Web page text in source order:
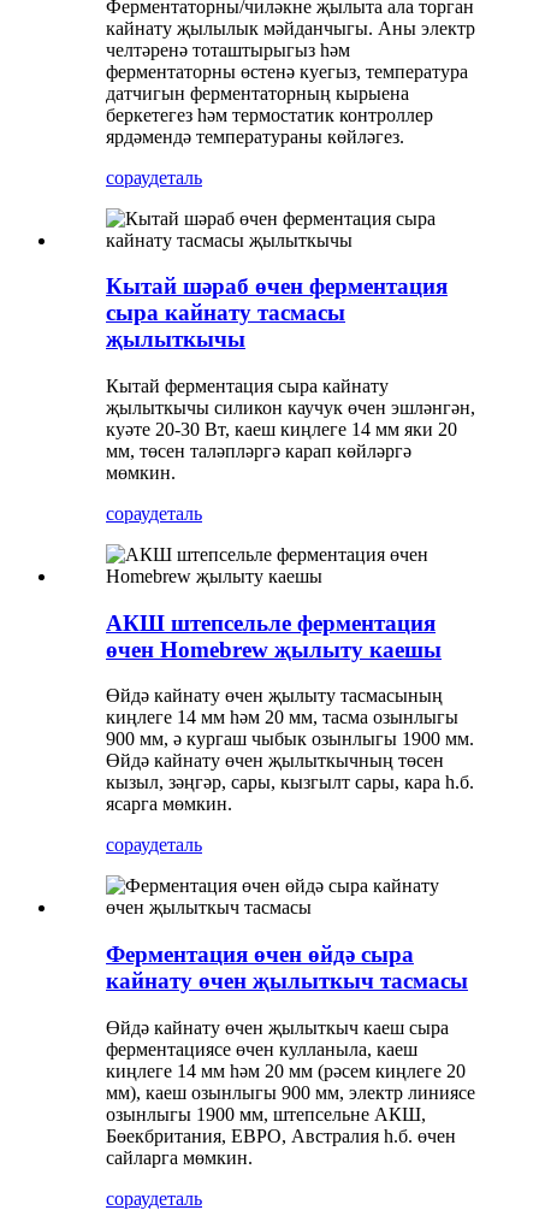
Ферментаторны/чиләкне җылыта ала торган
кайнату җылылык мәйданчыгы. Аны электр
челтәренә тоташтырыгыз һәм
ферментаторны өстенә куегыз, температура
датчигын ферментаторның кырыена
беркетегез һәм термостатик контроллер
ярдәмендә температураны көйләгез.
сораудеталь
Кытай шәраб өчен ферментация
сыра кайнату тасмасы
җылыткычы
Кытай ферментация сыра кайнату
җылыткычы силикон каучук өчен эшләнгән,
куәте 20-30 Вт, каеш киңлеге 14 мм яки 20
мм, төсен таләпләргә карап көйләргә
мөмкин.
сораудеталь
АКШ штепсельле ферментация
өчен Homebrew җылыту каешы
Өйдә кайнату өчен җылыту тасмасының
киңлеге 14 мм һәм 20 мм, тасма озынлыгы
900 мм, ә кургаш чыбык озынлыгы 1900 мм.
Өйдә кайнату өчен җылыткычның төсен
кызыл, зәңгәр, сары, кызгылт сары, кара һ.б.
ясарга мөмкин.
сораудеталь
Ферментация өчен өйдә сыра
кайнату өчен җылыткыч тасмасы
Өйдә кайнату өчен җылыткыч каеш сыра
ферментациясе өчен кулланыла, каеш
киңлеге 14 мм һәм 20 мм (рәсем киңлеге 20
мм), каеш озынлыгы 900 мм, электр линиясе
озынлыгы 1900 мм, штепсельне АКШ,
Бөекбритания, ЕВРО, Австралия һ.б. өчен
сайларга мөмкин.
сораудеталь